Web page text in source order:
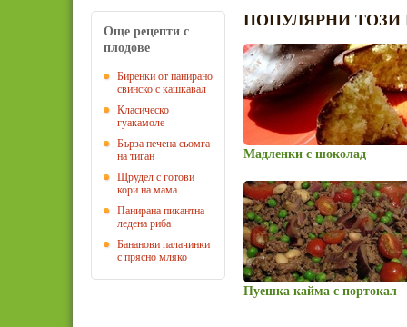
Още рецепти с
плодове
Биренки от панирано
свинско с кашкавал
Класическо
гуакамоле
Бърза печена сьомга
на тиган
Щрудел с готови
кори на мама
Панирана пикантна
ледена риба
Бананови палачинки
с прясно мляко
ПОПУЛЯРНИ ТОЗИ
Мадленки с шоколад
Пуешка кайма с портокал